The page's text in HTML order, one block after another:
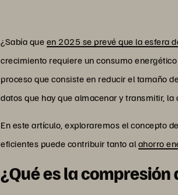
¿Sabía que en 2025 se prevé que la esfera
crecimiento requiere un consumo
proceso que consiste en reducir el tamaño
datos que hay que almacenar y transmitir,
En este artículo, exploraremos el concepto
eficientes puede contribuir tanto al ahorro
¿Qué es la compresión